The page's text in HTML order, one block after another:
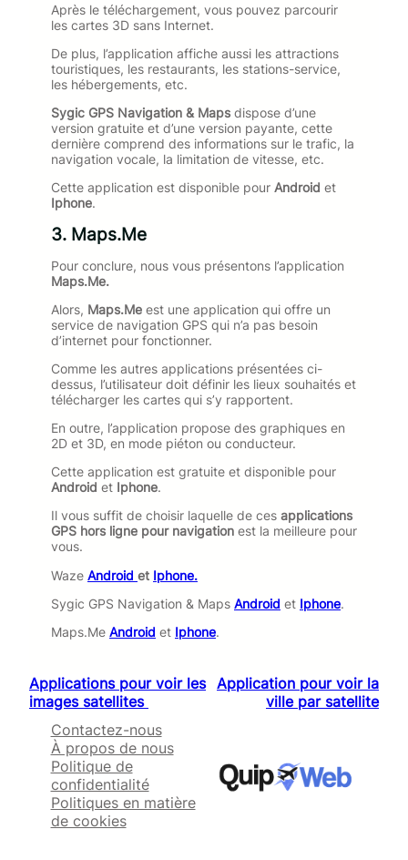
Après le téléchargement, vous pouvez parcourir
les cartes 3D sans Internet.
De plus, l’application affiche aussi les attractions
touristiques, les restaurants, les stations-service,
les hébergements, etc.
Sygic GPS Navigation & Maps dispose d’une
version gratuite et d’une version payante, cette
dernière comprend des informations sur le trafic, la
navigation vocale, la limitation de vitesse, etc.
Cette application est disponible pour Android et
Iphone.
3. Maps.Me
Pour conclure, nous vous présentons l’application
Maps.Me.
Alors, Maps.Me est une application qui offre un
service de navigation GPS qui n’a pas besoin
d’internet pour fonctionner.
Comme les autres applications présentées ci-
dessus, l’utilisateur doit définir les lieux souhaités et
télécharger les cartes qui s’y rapportent.
En outre, l’application propose des graphiques en
2D et 3D, en mode piéton ou conducteur.
Cette application est gratuite et disponible pour
Android et Iphone.
Il vous suffit de choisir laquelle de ces applications
GPS hors ligne pour navigation est la meilleure pour
vous.
Waze Android et Iphone.
Sygic GPS Navigation & Maps Android et Iphone.
Maps.Me Android et Iphone.
Applications pour voir les
images satellites
Application pour voir la
ville par satellite
Contactez-nous
À propos de nous
Politique de
confidentialité
Politiques en matière
de cookies